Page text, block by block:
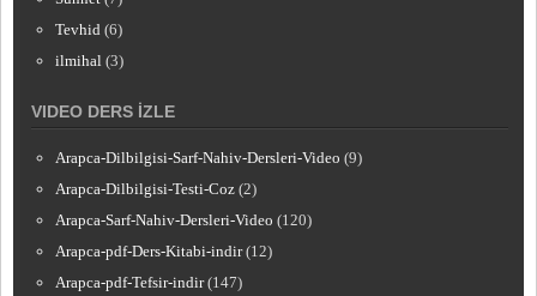
Tevhid (6)
ilmihal (3)
VIDEO DERS İZLE
Arapca-Dilbilgisi-Sarf-Nahiv-Dersleri-Video (9)
Arapca-Dilbilgisi-Testi-Coz (2)
Arapca-Sarf-Nahiv-Dersleri-Video (120)
Arapca-pdf-Ders-Kitabi-indir (12)
Arapca-pdf-Tefsir-indir (147)